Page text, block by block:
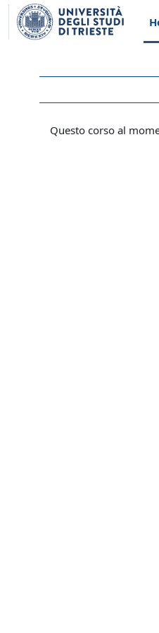
Vai al contenuto principale
Questo corso al